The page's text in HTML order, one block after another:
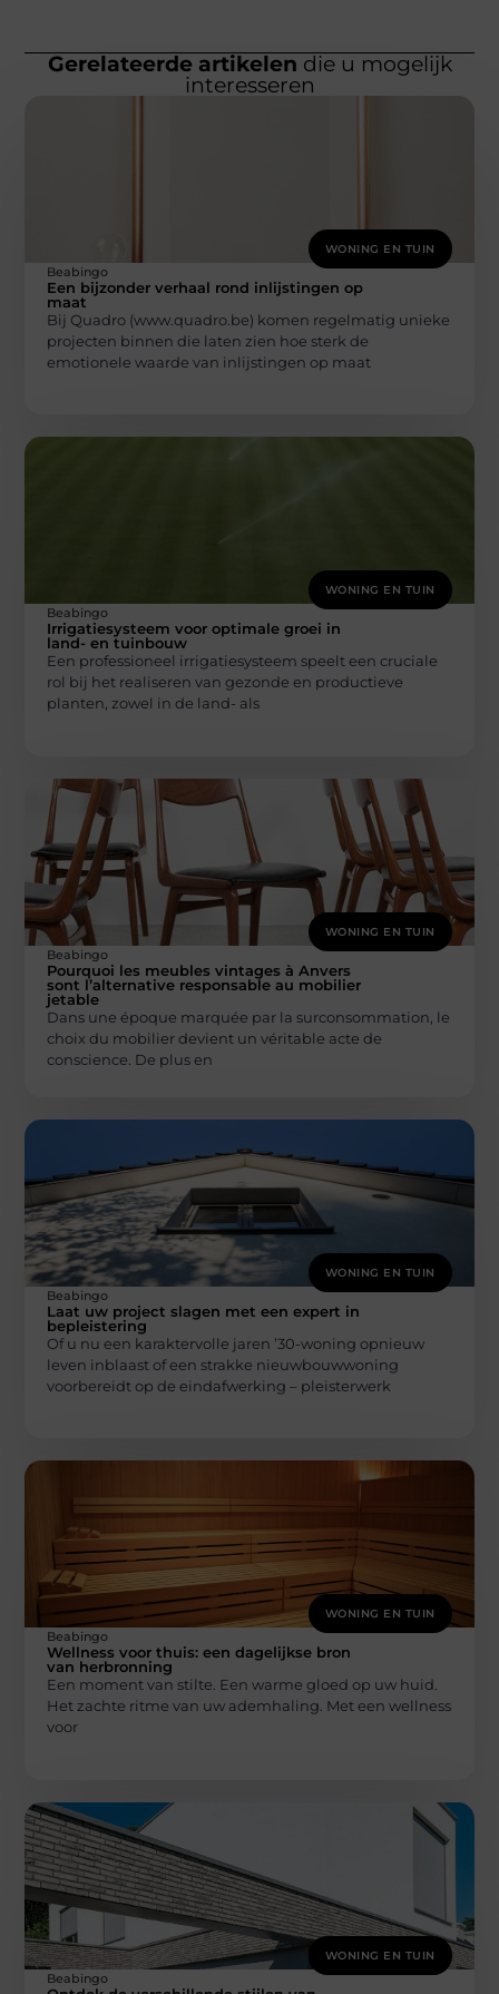
Gerelateerde artikelen die u mogelijk
interesseren
WONING EN TUIN
Beabingo
Een bijzonder verhaal rond inlijstingen op
maat
Bij Quadro (www.quadro.be) komen regelmatig unieke
projecten binnen die laten zien hoe sterk de
emotionele waarde van inlijstingen op maat
WONING EN TUIN
Beabingo
Irrigatiesysteem voor optimale groei in
land- en tuinbouw
Een professioneel irrigatiesysteem speelt een cruciale
rol bij het realiseren van gezonde en productieve
planten, zowel in de land- als
WONING EN TUIN
Beabingo
Pourquoi les meubles vintages à Anvers
sont l’alternative responsable au mobilier
jetable
Dans une époque marquée par la surconsommation, le
choix du mobilier devient un véritable acte de
conscience. De plus en
WONING EN TUIN
Beabingo
Laat uw project slagen met een expert in
bepleistering
Of u nu een karaktervolle jaren ’30-woning opnieuw
leven inblaast of een strakke nieuwbouwwoning
voorbereidt op de eindafwerking – pleisterwerk
WONING EN TUIN
Beabingo
Wellness voor thuis: een dagelijkse bron
van herbronning
Een moment van stilte. Een warme gloed op uw huid.
Het zachte ritme van uw ademhaling. Met een wellness
voor
WONING EN TUIN
Beabingo